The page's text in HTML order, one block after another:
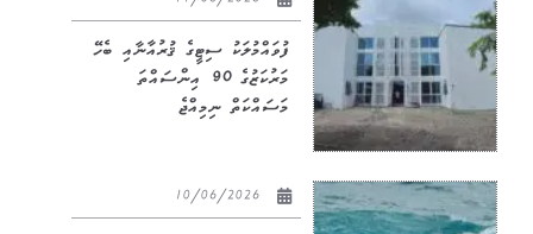
ފުވައްމުލަކު ސިޓީގެ ޤުރުއާނާއި ބެހޭ
މަރުކަޒުގެ 90 އިންސައްތަ
މަސައްކަތް ނިމިއްޖެ